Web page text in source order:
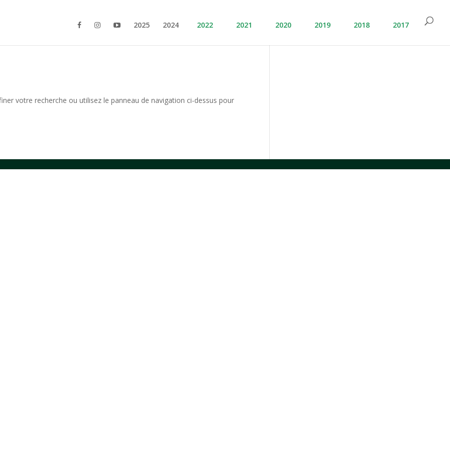
2025 2024 2022 2021 2020 2019 2018 2017
votre recherche ou utilisez le panneau de navigation ci-dessus pour